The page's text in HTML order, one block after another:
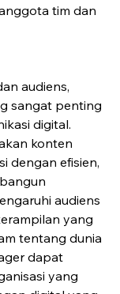
tim dan
audiens,
sangat penting
digital.
konten
dengan efisien,
audiens
yang
tentang dunia
dapat
yang